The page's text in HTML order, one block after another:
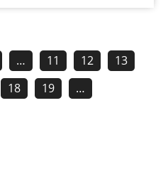
… 11 12
13
18 19
…